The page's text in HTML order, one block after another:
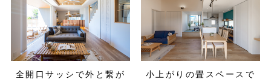
全開口サッシで外と繋が
小上がりの畳スペースで